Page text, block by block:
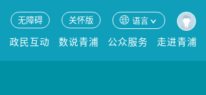
无障碍 关怀版 语言
政民互动 数说青浦 公众服务 走进青浦